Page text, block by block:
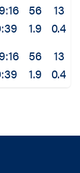
56
1.9
13
0.4
56
1.9
13
0.4